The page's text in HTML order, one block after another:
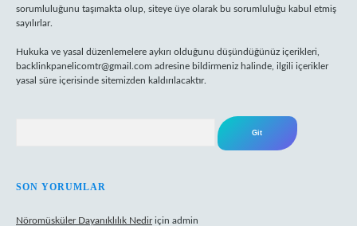
sorumluluğunu taşımakta olup, siteye üye olarak bu sorumluluğu kabul etmiş
sayılırlar.
Hukuka ve yasal düzenlemelere aykırı olduğunu düşündüğünüz içerikleri,
backlinkpanelicomtr@gmail.com adresine bildirmeniz halinde, ilgili içerikler
yasal süre içerisinde sitemizden kaldırılacaktır.
SON YORUMLAR
Nöromüsküler Dayanıklılık Nediriçin admin